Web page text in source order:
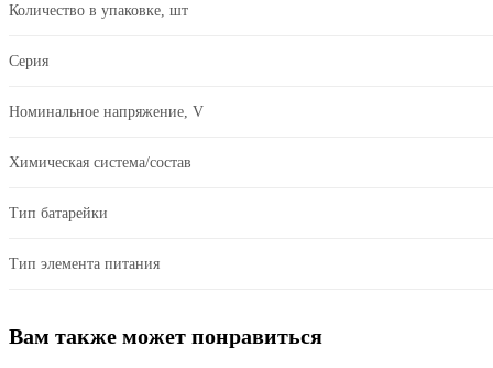
Количество в упаковке, шт
Серия
Номинальное напряжение, V
Химическая система/состав
Тип батарейки
Тип элемента питания
Вам также может понравиться